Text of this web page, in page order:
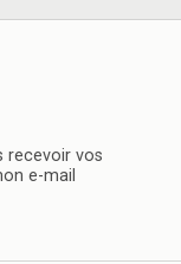
recevoir vos
e-mail